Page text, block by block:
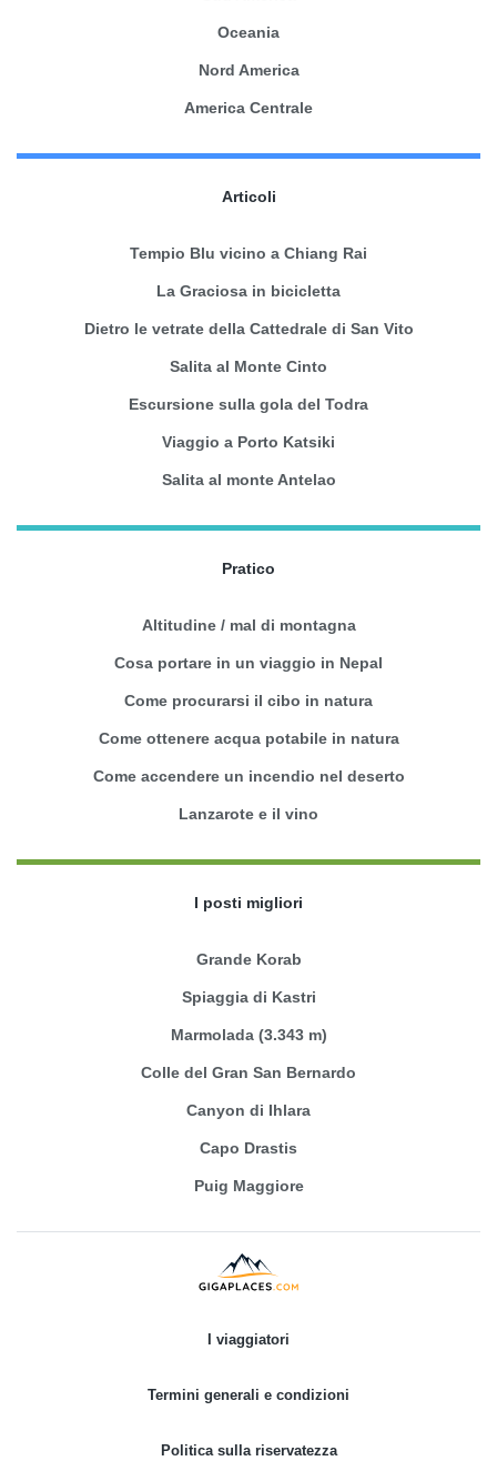
Oceania
Nord America
America Centrale
Articoli
Tempio Blu vicino a Chiang Rai
La Graciosa in bicicletta
Dietro le vetrate della Cattedrale di San Vito
Salita al Monte Cinto
Escursione sulla gola del Todra
Viaggio a Porto Katsiki
Salita al monte Antelao
Pratico
Altitudine / mal di montagna
Cosa portare in un viaggio in Nepal
Come procurarsi il cibo in natura
Come ottenere acqua potabile in natura
Come accendere un incendio nel deserto
Lanzarote e il vino
I posti migliori
Grande Korab
Spiaggia di Kastri
Marmolada (3.343 m)
Colle del Gran San Bernardo
Canyon di Ihlara
Capo Drastis
Puig Maggiore
I viaggiatori
Termini generali e condizioni
Politica sulla riservatezza